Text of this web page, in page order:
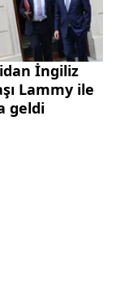
İngiliz
Lammy ile
geldi